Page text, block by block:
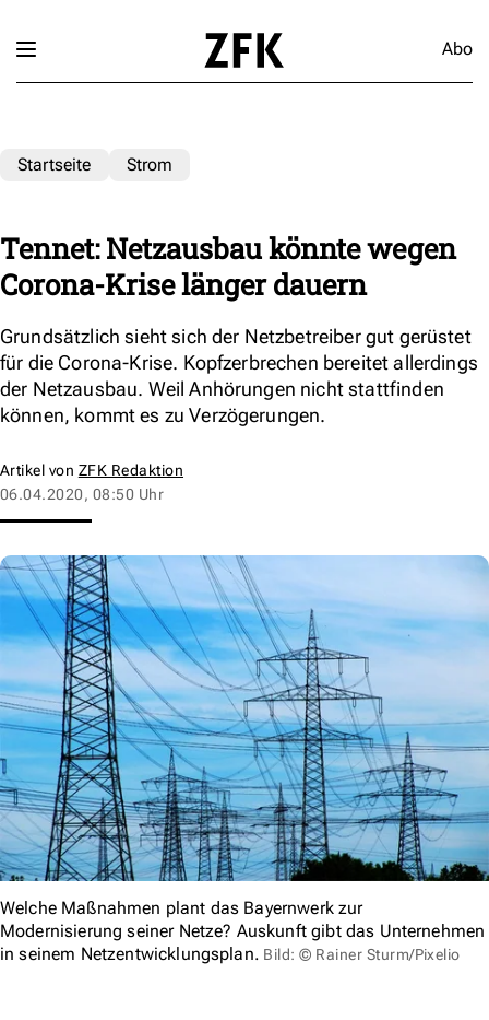
Abo
Startseite Strom
Tennet: Netzausbau könnte wegen
Corona-Krise länger dauern
Grundsätzlich sieht sich der Netzbetreiber gut gerüstet
für die Corona-Krise. Kopfzerbrechen bereitet allerdings
der Netzausbau. Weil Anhörungen nicht stattfinden
können, kommt es zu Verzögerungen.
Artikel von ZFK Redaktion
06.04.2020, 08:50 Uhr
Welche Maßnahmen plant das Bayernwerk zur
Modernisierung seiner Netze? Auskunft gibt das Unternehmen
in seinem Netzentwicklungsplan. Bild: © Rainer Sturm/Pixelio